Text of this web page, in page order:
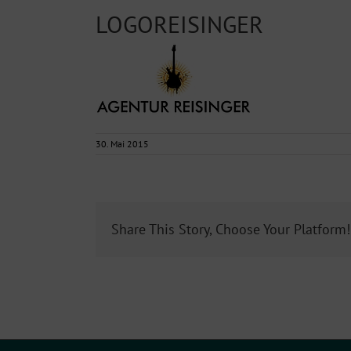
LOGOREISINGER
30. Mai 2015
Share This Story, Choose Your Platform!